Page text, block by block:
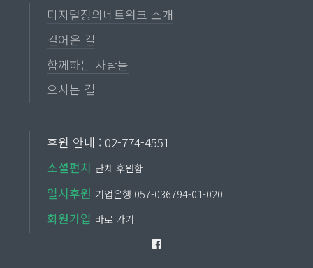
디지털정의네트워크 소개
걸어온 길
함께하는 사람들
오시는 길
후원 안내 : 02-774-4551
소셜펀치 단체 후원함
일시후원 기업은행 057-036794-01-020
회원가입 바로 가기
Facebook